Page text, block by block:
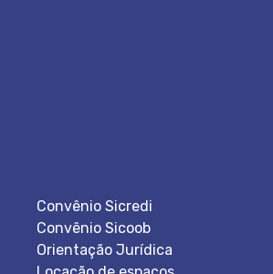
Convênio Sicredi
Convênio Sicoob
Orientação Jurídica